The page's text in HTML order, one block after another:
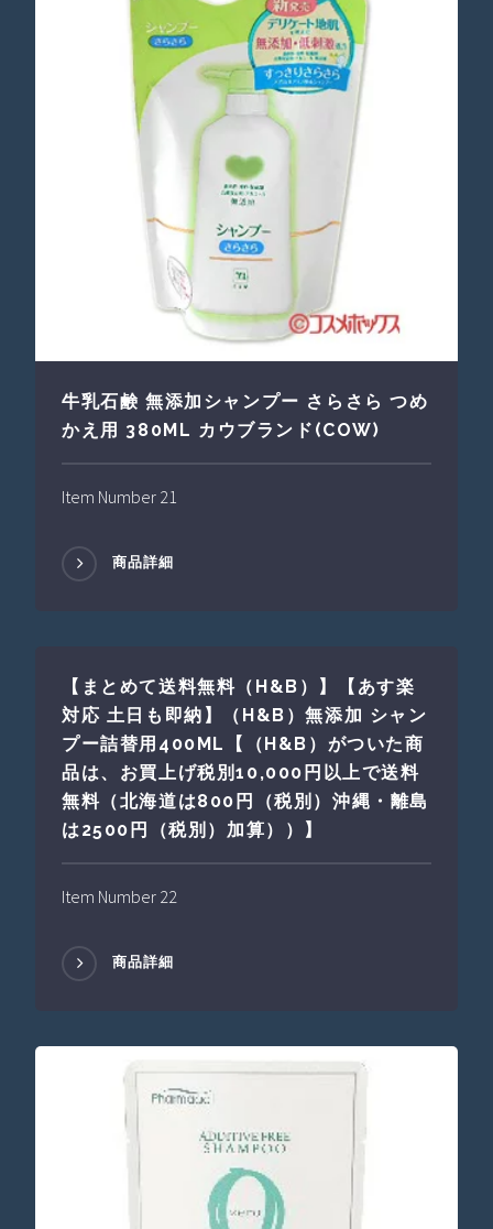
牛乳石鹸 無添加シャンプー さらさら つめ
かえ用 380ML カウブランド(COW)
Item Number 21
商品詳細
【まとめて送料無料（H&B）】【あす楽
対応 土日も即納】（H&B）無添加 シャン
プー詰替用400ML【（H&B）がついた商
品は、お買上げ税別10,000円以上で送料
無料（北海道は800円（税別）沖縄・離島
は2500円（税別）加算））】
Item Number 22
商品詳細